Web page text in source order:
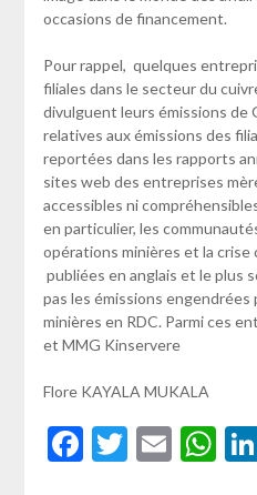
occasions de financement.
Pour rappel, quelques
filiales dans le secteur du
divulguent leurs émissions de
relatives aux émissions des
reportées dans les rapports
sites web des entreprises
accessibles ni
en particulier, les
opérations minières et la crise
publiées en anglais et le plus
pas les émissions engendrées
minières en RDC. Parmi ces
et MMG Kinservere
Flore KAYALA MUKALA
Facebook
Twitter
Email